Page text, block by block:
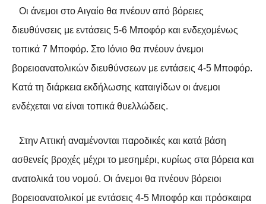
Οι άνεμοι στο Αιγαίο θα πνέουν από βόρειες
διευθύνσεις με εντάσεις 5-6 Μποφόρ και ενδεχομένως
τοπικά 7 Μποφόρ. Στο Ιόνιο θα πνέουν άνεμοι
βορειοανατολικών διευθύνσεων με εντάσεις 4-5 Μποφόρ.
Κατά τη διάρκεια εκδήλωσης καταιγίδων οι άνεμοι
ενδέχεται να είναι τοπικά θυελλώδεις.
Στην Αττική αναμένονται παροδικές και κατά βάση
ασθενείς βροχές μέχρι το μεσημέρι, κυρίως στα βόρεια και
ανατολικά του νομού. Οι άνεμοι θα πνέουν βόρειοι
βορειοανατολικοί με εντάσεις 4-5 Μποφόρ και πρόσκαιρα